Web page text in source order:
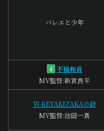
バレエと少年
4 不協和音
MV監督:新宮良平
W-KEYAKIZAKAの詩
MV監督:池田一真